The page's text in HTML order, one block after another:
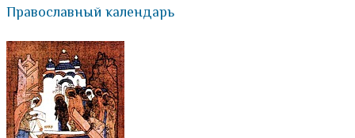
Православный календарь